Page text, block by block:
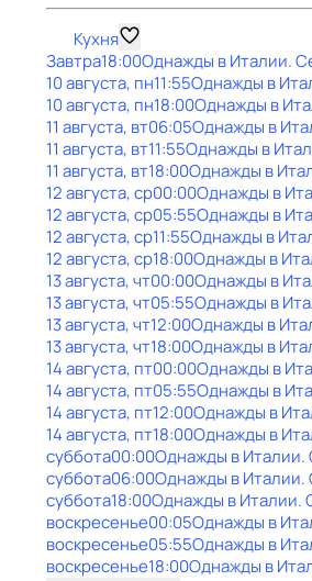
Кухня
Завтра18:00Однажды в Италии.
10 августа, пн11:55Однажды в
10 августа, пн18:00Однажды в
11 августа, вт06:05Однажды в
11 августа, вт11:55Однажды в
11 августа, вт18:00Однажды в
12 августа, ср00:00Однажды в
12 августа, ср05:55Однажды в
12 августа, ср11:55Однажды в
12 августа, ср18:00Однажды в
13 августа, чт00:00Однажды в
13 августа, чт05:55Однажды в
13 августа, чт12:00Однажды в
13 августа, чт18:00Однажды в
14 августа, пт00:00Однажды в
14 августа, пт05:55Однажды в
14 августа, пт12:00Однажды в
14 августа, пт18:00Однажды в
суббота00:00Однажды в Италии.
суббота06:00Однажды в Италии.
суббота18:00Однажды в Италии.
воскресенье00:05Однажды в
воскресенье05:55Однажды в
воскресенье18:00Однажды в